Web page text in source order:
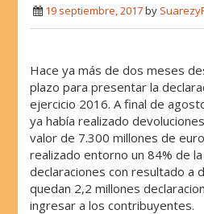
19 septiembre, 2017by
Hace ya más de dos meses
plazo para presentar la
ejercicio 2016. A final de
ya había realizado
valor de 7.300 millones de
realizado entorno un 84% de
declaraciones con resultado a
quedan 2,2 millones
ingresar a los contribuyentes.